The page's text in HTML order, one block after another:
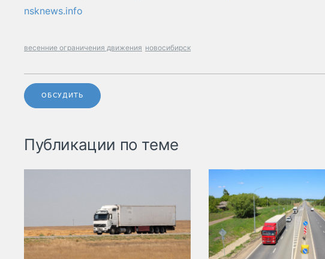
nsknews.info
весенние ограничения движения новосибирск
ОБСУДИТЬ
Публикации по теме